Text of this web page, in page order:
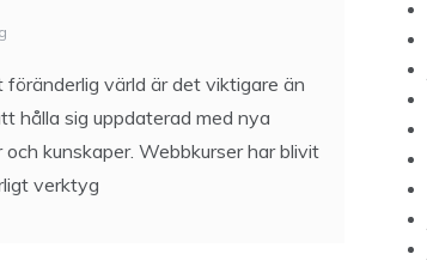
föränderlig värld är det viktigare än
hålla sig uppdaterad med nya
kunskaper. Webbkurser har blivit
verktyg